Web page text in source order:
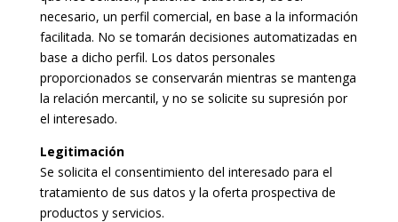
necesario, un perfil comercial, en base a la información
facilitada. No se tomarán decisiones automatizadas en
base a dicho perfil. Los datos personales
proporcionados se conservarán mientras se mantenga
la relación mercantil, y no se solicite su supresión por
el interesado.
Legitimación
Se solicita el consentimiento del interesado para el
tratamiento de sus datos y la oferta prospectiva de
productos y servicios.